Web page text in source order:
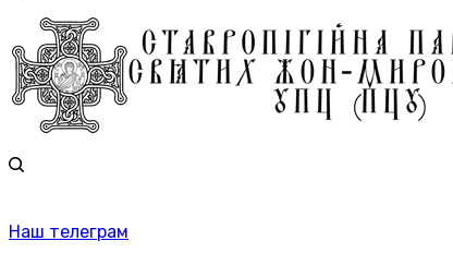
Наш телеграм